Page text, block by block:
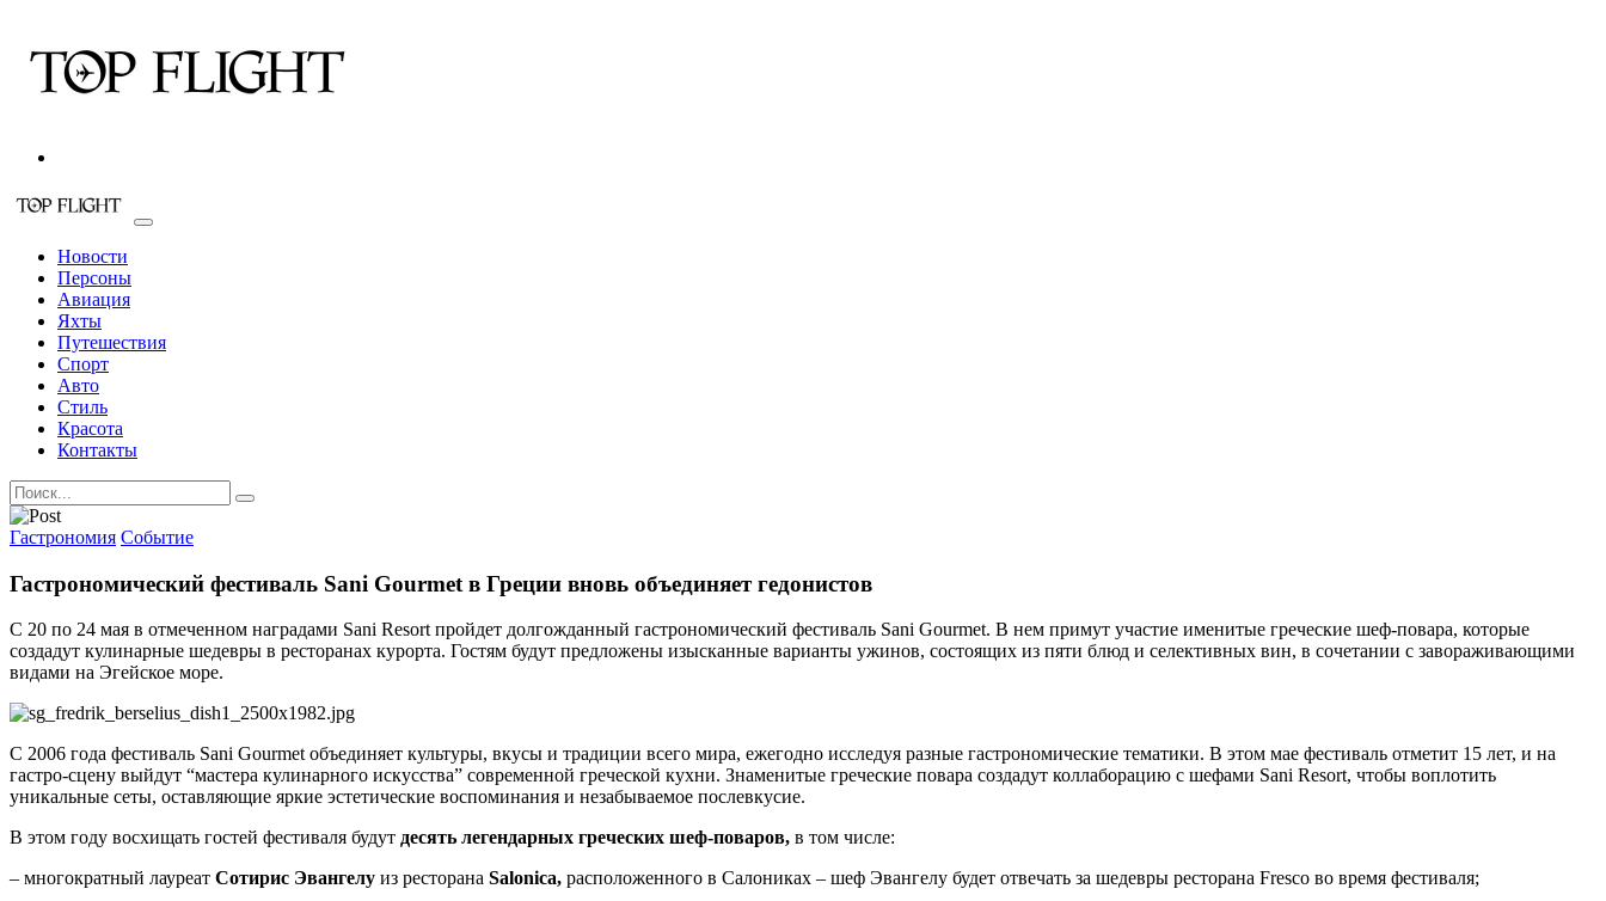
Новости
Персоны
Авиация
Яхты
Путешествия
Спорт
Авто
Стиль
Красота
Контакты
Гастрономия Событие
Гастрономический фестиваль Sani Gourmet в Греции вновь объединяет гедонистов
С 20 по 24 мая в отмеченном наградами Sani Resort пройдет долгожданный гастрономический фестиваль Sani Gourmet. В нем примут участие именитые греческие шеф-повара, которые
создадут кулинарные шедевры в ресторанах курорта. Гостям будут предложены изысканные варианты ужинов, состоящих из пяти блюд и селективных вин, в сочетании с завораживающими
видами на Эгейское море.
С 2006 года фестиваль Sani Gourmet объединяет культуры, вкусы и традиции всего мира, ежегодно исследуя разные гастрономические тематики. В этом мае фестиваль отметит 15 лет, и на
гастро-сцену выйдут “мастера кулинарного искусства” современной греческой кухни. Знаменитые греческие повара создадут коллаборацию с шефами Sani Resort, чтобы воплотить
уникальные сеты, оставляющие яркие эстетические воспоминания и незабываемое послевкусие.
В этом году восхищать гостей фестиваля будут десять легендарных греческих шеф-поваров, в том числе:
– многократный лауреат Сотирис Эвангелу из ресторана Salonica, расположенного в Салониках – шеф Эвангелу будет отвечать за шедевры ресторана Fresco во время фестиваля;